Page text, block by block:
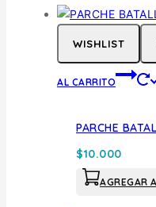
WISHLIST
AL CARRITO
PARCHE
$10.000
AGREGAR